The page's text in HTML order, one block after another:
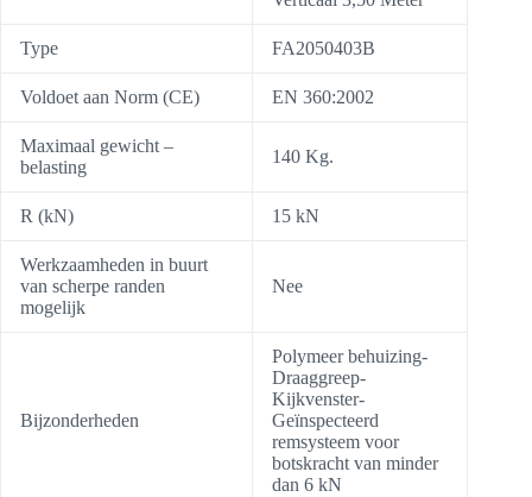
Type FA2050403B
Voldoet aan Norm (CE) EN 360:2002
Maximaal gewicht –
belasting
140 Kg.
R (kN) 15 kN
Werkzaamheden in buurt
van scherpe randen
mogelijk
Nee
Bijzonderheden
Polymeer behuizing-
Draaggreep-
Kijkvenster-
Geïnspecteerd
remsysteem voor
botskracht van minder
dan 6 kN